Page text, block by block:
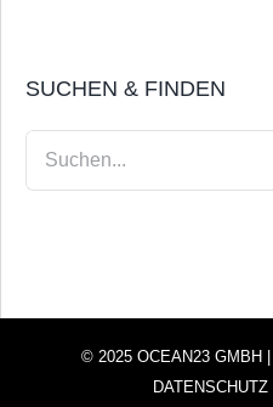
SUCHEN & FINDEN
Suche
nach:
© 2025 OCEAN23 GMBH |
DATENSCHUTZ|